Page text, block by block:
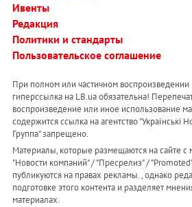
Ивенты
Редакция
Политики и стандарты
Пользовательское соглашение
При полном или частичном воспроизведении
гиперссылка на LB.ua обязательна!
воспроизведение или иное использование
содержится ссылка на агентство "Українськi
Группа" запрещено.
Материалы, которые размещаются на сайте с
"Новости компаний" / "Пресрелиз" /
публикуются на правах рекламы. , однако
подготовке этого контента и разделяет
материалах.